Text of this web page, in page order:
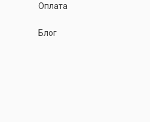
Оплата
Блог